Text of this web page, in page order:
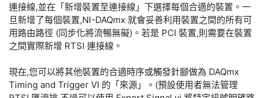
連接線,並在「新增裝置至連接線」下選擇每個合適的裝置。一
旦新增了每個裝置,NI-DAQmx 就會妥善利用裝置之間的所有可
用路由路徑 (同步化將流暢無礙)。若是 PCI 裝置,則需要在裝置
之間實際新增 RTSI 連接線。
現在,您可以將其他裝置的合適時序或觸發針腳做為 DAQmx
Timing and Trigger VI 的「來源」。(預設使用者無法管理